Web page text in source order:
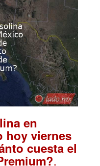
en
hoy viernes
cuesta el
.